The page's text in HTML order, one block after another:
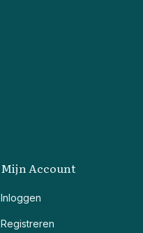
Mijn Account
Inloggen
Registreren